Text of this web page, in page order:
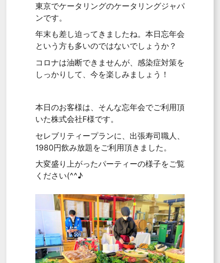
東京でケータリングのケータリングジャパ
ンです。
年末も差し迫ってきましたね。本日忘年会
という方も多いのではないでしょうか？
コロナは油断できませんが、感染症対策を
しっかりして、今を楽しみましょう！
本日のお客様は、そんな忘年会でご利用頂
いた株式会社F様です。
セレブリティープランに、出張寿司職人、
1980円飲み放題をご利用頂きました。
大変盛り上がったパーティーの様子をご覧
ください(^^♪